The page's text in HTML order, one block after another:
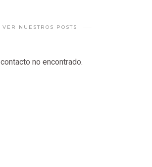
NUESTROS POSTS
no encontrado.